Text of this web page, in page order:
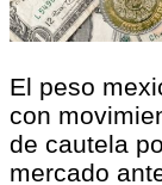
El peso
con
de cautela
mercado